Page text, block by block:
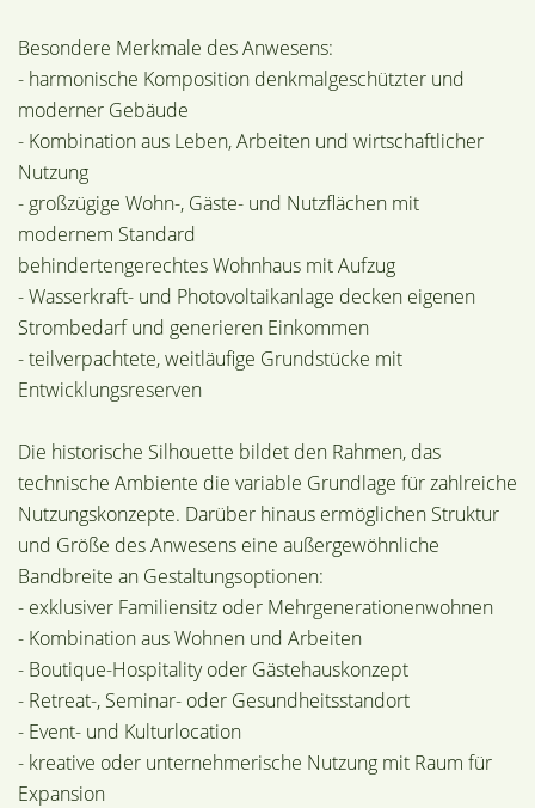
Besondere Merkmale des Anwesens:
- harmonische Komposition denkmalgeschützter und
moderner Gebäude
- Kombination aus Leben, Arbeiten und wirtschaftlicher
Nutzung
- großzügige Wohn-, Gäste- und Nutzflächen mit
modernem Standard
behindertengerechtes Wohnhaus mit Aufzug
- Wasserkraft- und Photovoltaikanlage decken eigenen
Strombedarf und generieren Einkommen
- teilverpachtete, weitläufige Grundstücke mit
Entwicklungsreserven
Die historische Silhouette bildet den Rahmen, das
technische Ambiente die variable Grundlage für zahlreiche
Nutzungskonzepte. Darüber hinaus ermöglichen Struktur
und Größe des Anwesens eine außergewöhnliche
Bandbreite an Gestaltungsoptionen:
- exklusiver Familiensitz oder Mehrgenerationenwohnen
- Kombination aus Wohnen und Arbeiten
- Boutique-Hospitality oder Gästehauskonzept
- Retreat-, Seminar- oder Gesundheitsstandort
- Event- und Kulturlocation
- kreative oder unternehmerische Nutzung mit Raum für
Expansion